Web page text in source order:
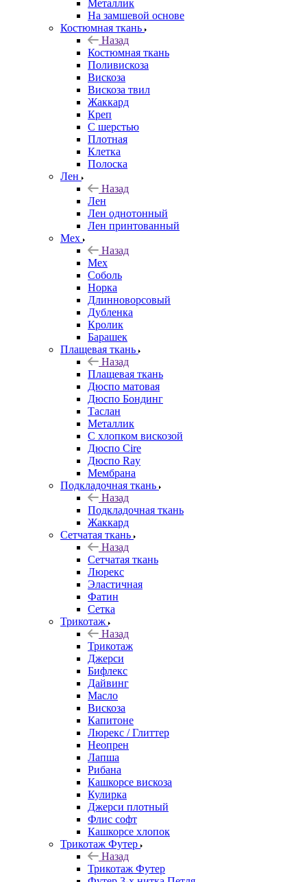
Металлик
На замшевой основе
Костюмная ткань
Назад
Костюмная ткань
Поливискоза
Вискоза
Вискоза твил
Жаккард
Креп
С шерстью
Плотная
Клетка
Полоска
Лен
Назад
Лен
Лен однотонный
Лен принтованный
Мех
Назад
Мех
Соболь
Норка
Длинноворсовый
Дубленка
Кролик
Барашек
Плащевая ткань
Назад
Плащевая ткань
Дюспо матовая
Дюспо Бондинг
Таслан
Металлик
С хлопком вискозой
Дюспо Cire
Дюспо Ray
Мембрана
Подкладочная ткань
Назад
Подкладочная ткань
Жаккард
Сетчатая ткань
Назад
Сетчатая ткань
Люрекс
Эластичная
Фатин
Сетка
Трикотаж
Назад
Трикотаж
Джерси
Бифлекс
Дайвинг
Масло
Вискоза
Капитоне
Люрекс / Глиттер
Неопрен
Лапша
Рибана
Кашкорсе вискоза
Кулирка
Джерси плотный
Флис софт
Кашкорсе хлопок
Трикотаж Футер
Назад
Трикотаж Футер